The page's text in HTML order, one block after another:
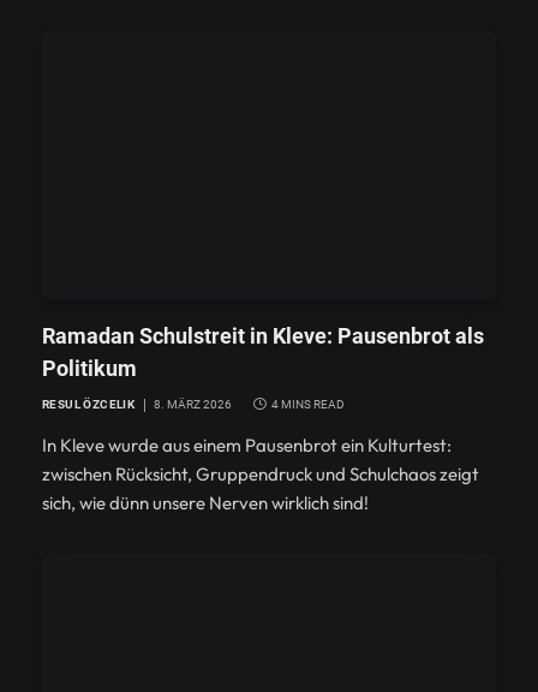
Ramadan als Panikstoff
7. MÄRZ 2026
Ramadan Schulstreit in Kleve: Pausenbrot als
Politikum
RESUL ÖZCELIK 8. MÄRZ 2026 4 MINS READ
In Kleve wurde aus einem Pausenbrot ein Kulturtest:
zwischen Rücksicht, Gruppendruck und Schulchaos zeigt
sich, wie dünn unsere Nerven wirklich sind!